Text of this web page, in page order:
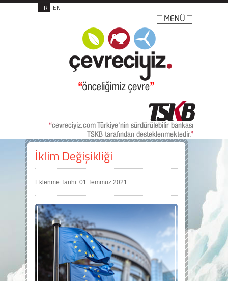
TR EN
İklim Değişikliği
Eklenme Tarihi: 01 Temmuz 2021